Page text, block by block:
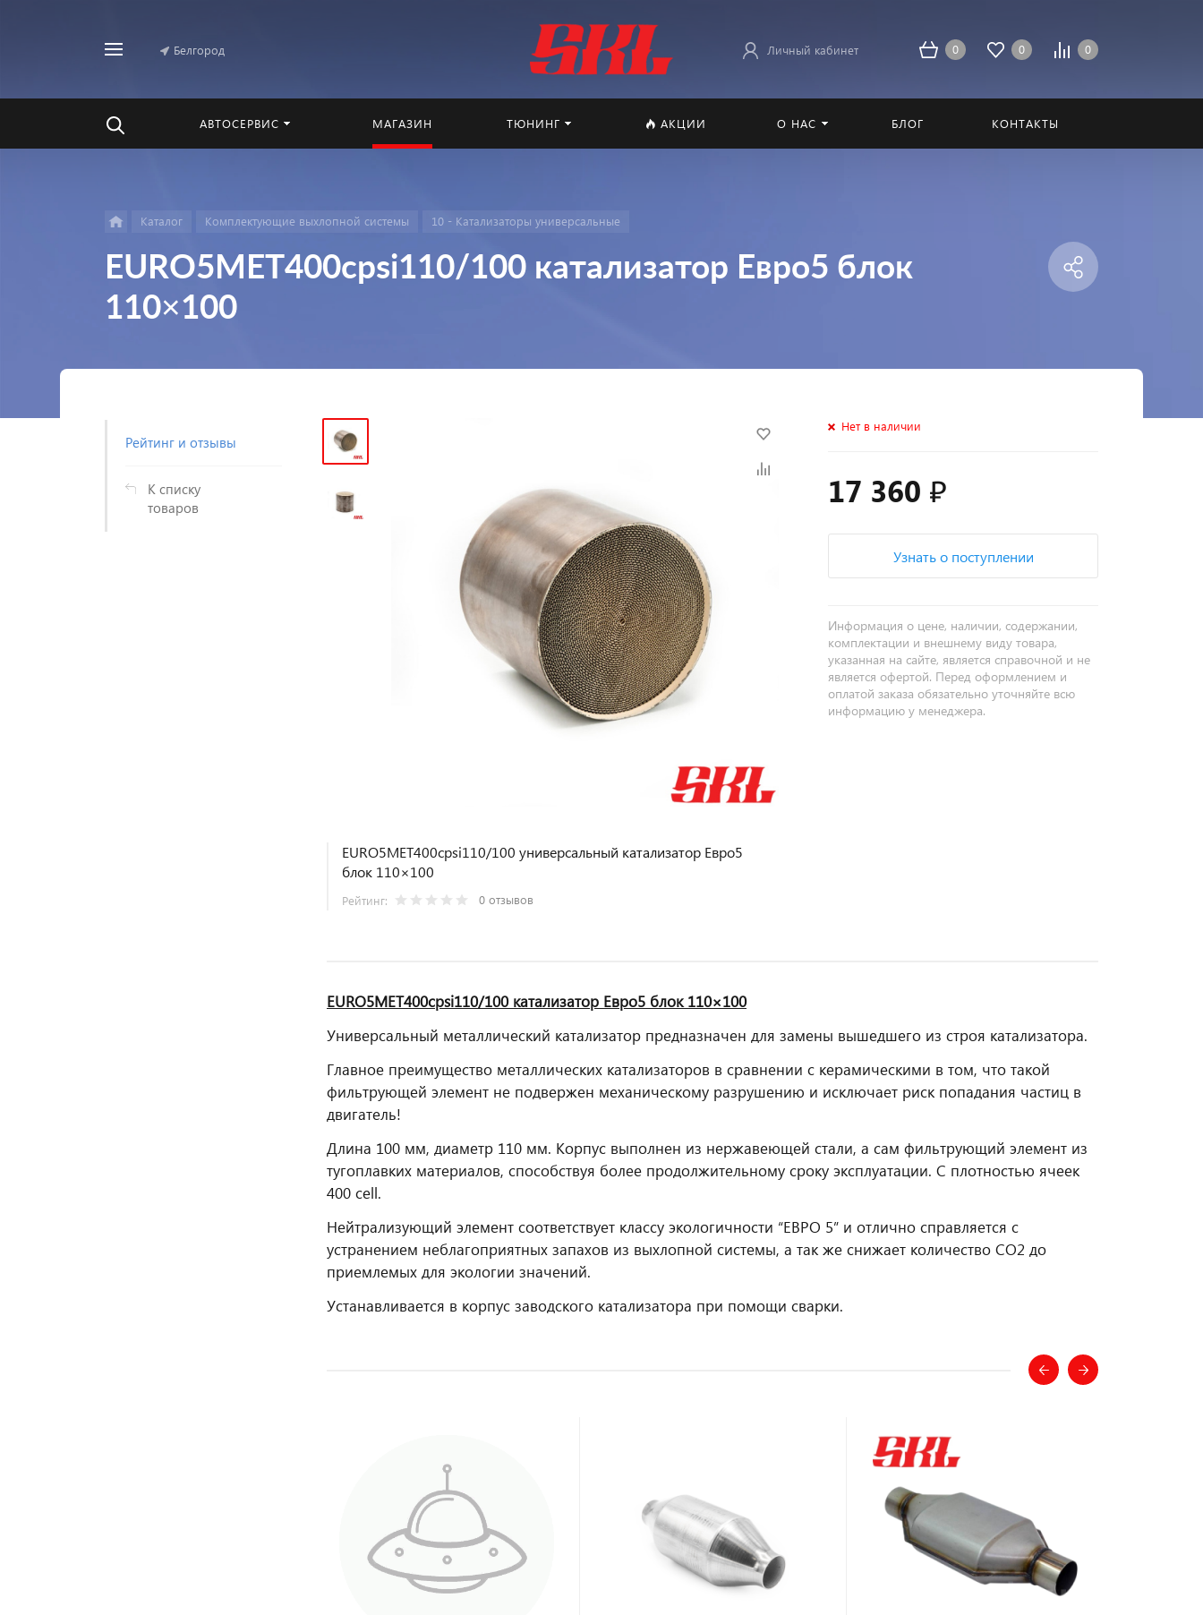
Белгород Личный кабинет 0 0 0
АВТОСЕРВИС МАГАЗИН ТЮНИНГ АКЦИИ О НАС БЛОГ КОНТАКТЫ
Каталог Комплектующие выхлопной системы 10 - Катализаторы универсальные
EURO5MET400cpsi110/100 катализатор Евро5 блок
110×100
Рейтинг и отзывы
К списку
товаров
EURO5MET400cpsi110/100 универсальный катализатор Евро5
блок 110×100
Рейтинг: 0 отзывов
Нет в наличии
17 360 ₽
Узнать о поступлении
Информация о цене, наличии, содержании,
комплектации и внешнему виду товара,
указанная на сайте, является справочной и не
является офертой. Перед оформлением и
оплатой заказа обязательно уточняйте всю
информацию у менеджера.
EURO5MET400cpsi110/100 катализатор Евро5 блок 110×100
Универсальный металлический катализатор предназначен для замены вышедшего из строя катализатора.
Главное преимущество металлических катализаторов в сравнении с керамическими в том, что такой
фильтрующей элемент не подвержен механическому разрушению и исключает риск попадания частиц в
двигатель!
Длина 100 мм, диаметр 110 мм. Корпус выполнен из нержавеющей стали, а сам фильтрующий элемент из
тугоплавких материалов, способствуя более продолжительному сроку эксплуатации. С плотностью ячеек
400 cell.
Нейтрализующий элемент соответствует классу экологичности “ЕВРО 5” и отлично справляется с
устранением неблагоприятных запахов из выхлопной системы, а так же снижает количество CO2 до
приемлемых для экологии значений.
Устанавливается в корпус заводского катализатора при помощи сварки.